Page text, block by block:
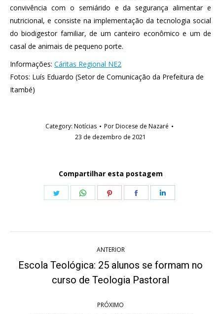
convivência com o semiárido e da segurança alimentar e
nutricional, e consiste na implementação da tecnologia social
do biodigestor familiar, de um canteiro econômico e um de
casal de animais de pequeno porte.
Informações: Cáritas Regional NE2
Fotos: Luís Eduardo (Setor de Comunicação da Prefeitura de
Itambé)
Category: Notícias PorDiocese de Nazaré
23 de dezembro de 2021
Compartilhar esta postagem
Share
Share
Share
Share
de
ANTERIOR
Post
anterior:
Escola Teológica: 25 alunos se formam no
curso de Teologia Pastoral
PRÓXIMO